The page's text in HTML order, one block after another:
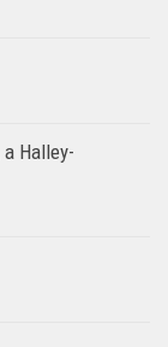
a Halley-